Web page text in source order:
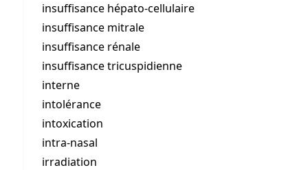
insuffisance hépato-cellulaire
insuffisance mitrale
insuffisance rénale
insuffisance tricuspidienne
interne
intolérance
intoxication
intra-nasal
irradiation